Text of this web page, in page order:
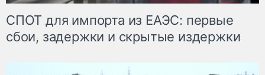
СПОТ для импорта из ЕАЭС: первые
сбои, задержки и скрытые издержки